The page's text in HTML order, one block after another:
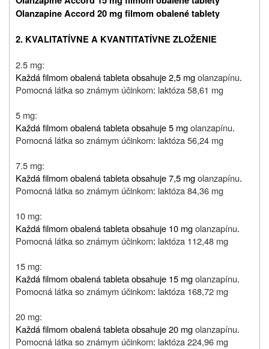
Olanzapine Accord 20 mg filmom obalené tablety
2. KVALITATÍVNE A KVANTITATÍVNE ZLOŽENIE
2.5 mg:
Každá filmom obalená tableta obsahuje 2,5 mgolanzapínu.
Pomocná látka so známym účinkom: laktóza 58,61 mg
5 mg:
Každá filmom obalená tableta obsahuje 5 mgolanzapínu.
Pomocná látka so známym účinkom: laktóza 56,24 mg
7.5 mg:
Každá filmom obalená tableta obsahuje 7,5 mgolanzapínu.
Pomocná látka so známym účinkom: laktóza 84,36 mg
10 mg:
Každá filmom obalená tableta obsahuje 10 mgolanzapínu.
Pomocná látka so známym účinkom: laktóza 112,48 mg
15 mg:
Každá filmom obalená tableta obsahuje 15 mgolanzapínu.
Pomocná látka so známym účinkom: laktóza 168,72 mg
20 mg:
Každá filmom obalená tableta obsahuje 20 mgolanzapínu.
Pomocná látka so známym účinkom: laktóza 224,96 mg